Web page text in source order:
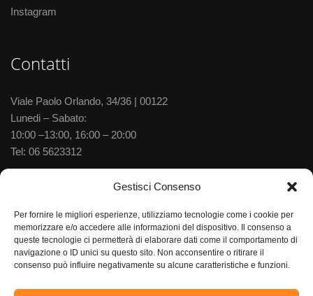
Gestisci Consenso
Per fornire le migliori esperienze, utilizziamo tecnologie come i cookie per
memorizzare e/o accedere alle informazioni del dispositivo. Il consenso a
queste tecnologie ci permetterà di elaborare dati come il comportamento di
navigazione o ID unici su questo sito. Non acconsentire o ritirare il
consenso può influire negativamente su alcune caratteristiche e funzioni.
Instagram
Contatti
Viale Paolo Orlando, 34/36 | 00122
Lunedi – Sabato:
10:00 –13:00, 16:00 – 20:00
Tel: 06 5623312
Via delle Baleniere, 52 | 00122
10:00 –13:30, 15:30–20:00
Tel:06 5673702